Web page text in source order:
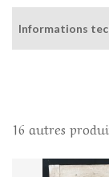
Informations
16 autres